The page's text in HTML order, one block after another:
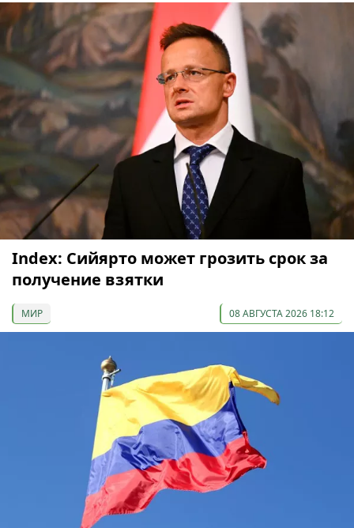
Index: Сийярто может грозить срок за
получение взятки
МИР 08 АВГУСТА 2026 18:12